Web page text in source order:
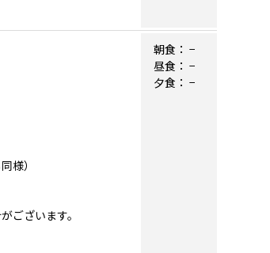
様）
ございます。
朝食： −
昼食： −
夕食： −